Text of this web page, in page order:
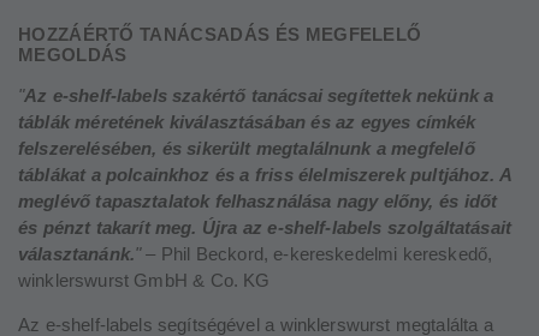
HOZZÁÉRTŐ TANÁCSADÁS ÉS MEGFELELŐ
MEGOLDÁS
"Az e-shelf-labels szakértő tanácsai segítettek nekünk a
táblák méretének kiválasztásában és az egyes címkék
felszerelésében, és sikerült megtalálnunk a megfelelő
táblákat a polcainkhoz és a friss élelmiszerek pultjához. A
meglévő tapasztalatok felhasználása nagy előny, és időt
és pénzt takarít meg. Újra az e-shelf-labels szolgáltatásait
választanánk." – Phil Beckord, e-kereskedelmi kereskedő,
winklerswurst GmbH & Co. KG
Az e-shelf-labels segítségével a winklerswurst megtalálta a